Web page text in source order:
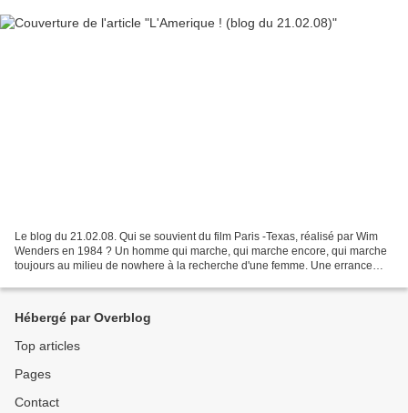
Le blog du 21.02.08. Qui se souvient du film Paris -Texas, réalisé par Wim
Wenders en 1984 ? Un homme qui marche, qui marche encore, qui marche
toujours au milieu de nowhere à la recherche d'une femme. Une errance
Hébergé par Overblog
Top articles
Pages
Contact